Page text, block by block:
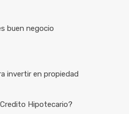
buen negocio
invertir en propiedad
Hipotecario?